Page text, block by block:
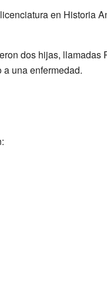
en Historia
dos hijas, llamadas
una enfermedad.